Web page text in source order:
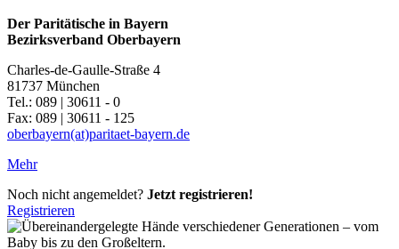
Der Paritätische in Bayern
Bezirksverband Oberbayern
Charles-de-Gaulle-Straße 4
81737 München
Tel.: 089 | 30611 - 0
Fax: 089 | 30611 - 125
oberbayern(at)paritaet-bayern.de
Mehr
Noch nicht angemeldet? Jetzt registrieren!
Registrieren